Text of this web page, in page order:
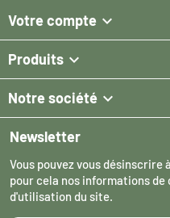
Votre compte 
Produits 
Notre société 
Newsletter
Vous pouvez vous
pour cela nos informations
d'utilisation du site.